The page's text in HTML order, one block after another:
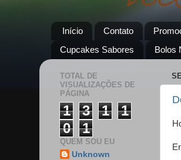
Início Contato
Cupcakes Sabores
Bolos
TOTAL DE
VISUALIZAÇÕES DE
PÁGINA
1 3 1
1
0
1
QUEM SOU EU
Unknown